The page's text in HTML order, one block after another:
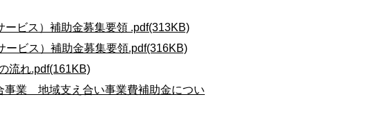
ビス）補助金募集要領 .pdf(313KB)
ビス）補助金募集要領.pdf(316KB)
流れ.pdf(161KB)
事業 地域支え合い事業費補助金につい